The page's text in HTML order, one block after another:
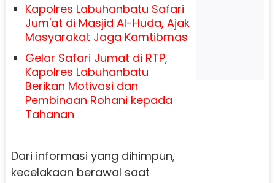
Kapolres Labuhanbatu Safari
Jum'at di Masjid Al-Huda, Ajak
Masyarakat Jaga Kamtibmas
Gelar Safari Jumat di RTP,
Kapolres Labuhanbatu
Berikan Motivasi dan
Pembinaan Rohani kepada
Tahanan
Dari informasi yang dihimpun,
kecelakaan berawal saat